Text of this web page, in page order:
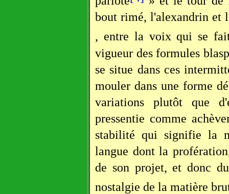
bout rimé, l'alexandrin et
, entre la voix qui se
vigueur des formules
se situe dans ces
mouler dans une forme
variations plutôt que
pressentie comme
stabilité qui signifie la
langue dont la
de son projet, et donc
nostalgie de la matière